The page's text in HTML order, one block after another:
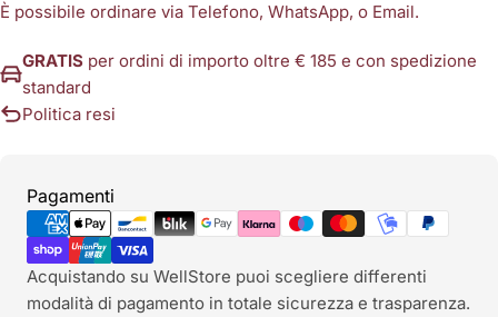
È possibile ordinare via Telefono, WhatsApp, o Email.
GRATIS per ordini di importo oltre € 185 e con spedizione
standard
Politica resi
Pagamenti
Metodi
di
pagamento
Acquistando su WellStore puoi scegliere differenti
modalità di pagamento in totale sicurezza e trasparenza.